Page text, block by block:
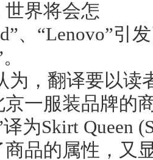
界将会怎
、 “Lenovo”引
。
为，翻译要以读
一服装品牌的
译为Skirt Queen
商品的属性，又